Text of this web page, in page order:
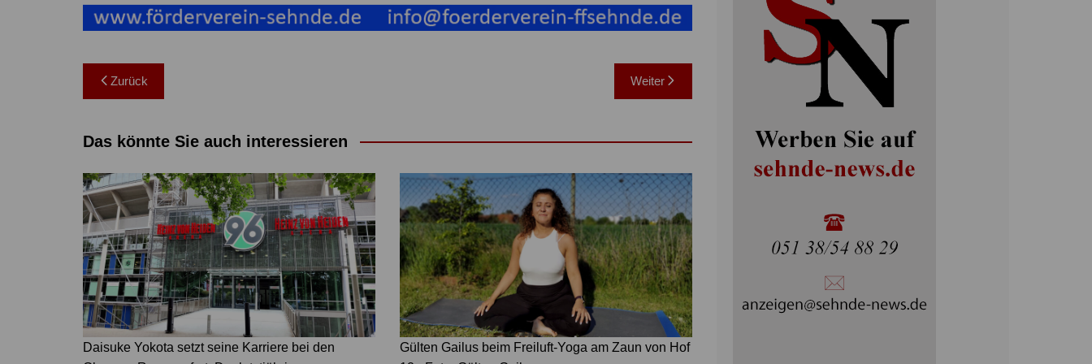
Beitragsnavigation
Zurück Weiter
Das könnte Sie auch interessieren
Daisuke Yokota setzt seine Karriere bei den
Gülten Gailus beim Freiluft-Yoga am Zaun von Hof